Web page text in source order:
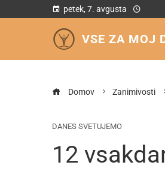
petek, 7. avgusta
VSE ZA MOJ
Domov Zanimivosti
DANES SVETUJEMO
12